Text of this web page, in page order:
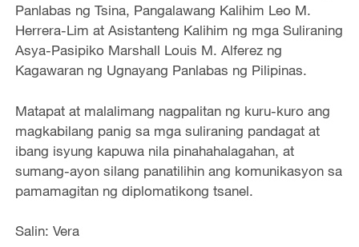
Panlabas ng Tsina, Pangalawang Kalihim Leo M.
Herrera-Lim at Asistanteng Kalihim ng mga Suliraning
Asya-Pasipiko Marshall Louis M. Alferez ng
Kagawaran ng Ugnayang Panlabas ng Pilipinas.
Matapat at malalimang nagpalitan ng kuru-kuro ang
magkabilang panig sa mga suliraning pandagat at
ibang isyung kapuwa nila pinahahalagahan, at
sumang-ayon silang panatilihin ang komunikasyon sa
pamamagitan ng diplomatikong tsanel.
Salin: Vera